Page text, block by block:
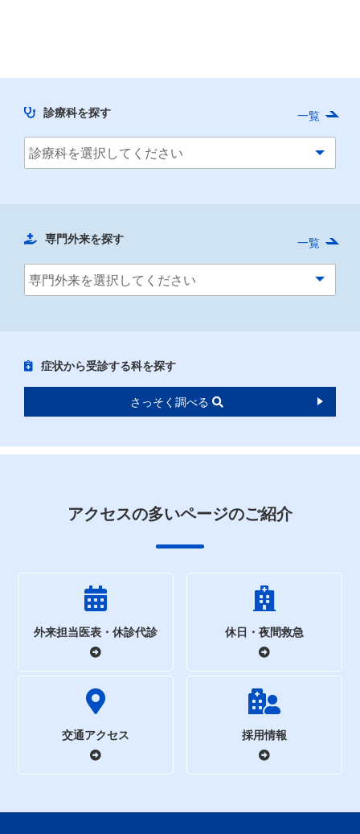
診療科を探す 一覧
専門外来を探す 一覧
症状から受診する科を探す
さっそく調べる
アクセスの多いページのご紹介
外来担当医表・休診代診 休日・夜間救急
交通アクセス 採用情報